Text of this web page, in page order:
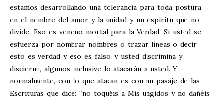
estamos desarrollando una tolerancia para toda postura
en el nombre del amor y la unidad y un espíritu que no
divide. Eso es veneno mortal para la Verdad. Si usted se
esfuerza por nombrar nombres o trazar líneas o decir
esto es verdad y eso es falso, y usted discrimina y
discierne, algunos inclusive lo atacarán a usted. Y
normalmente, con lo que atacan es con un pasaje de las
Escrituras que dice: “no toquéis a Mis ungidos y no dañéis